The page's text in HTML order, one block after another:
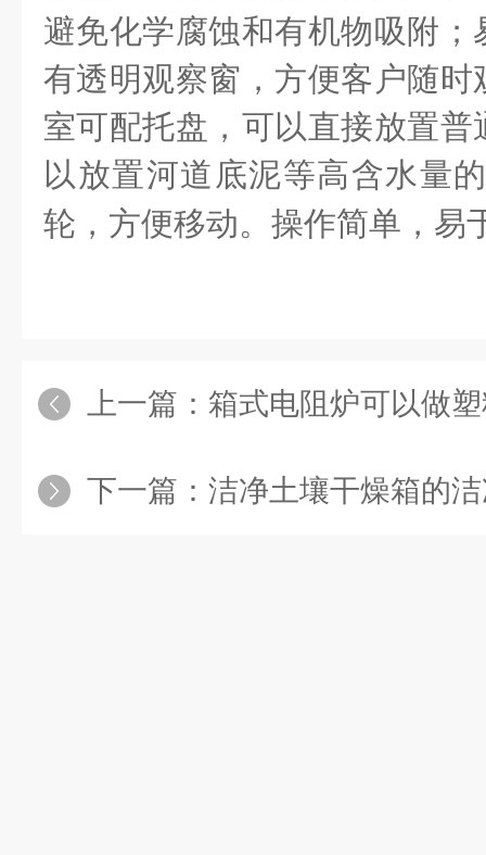
避免化学腐蚀和有机物吸附
有透明观察窗，方便客户随
室可配托盘，可以直接放置
以放置河道底泥等高含水量
轮，方便移动。 操作简单，易
上一篇： 箱式电阻炉可以做
下一篇： 洁净土壤干燥箱的